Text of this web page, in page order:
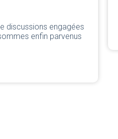
du CSE de juillet
FO Corsair. ...